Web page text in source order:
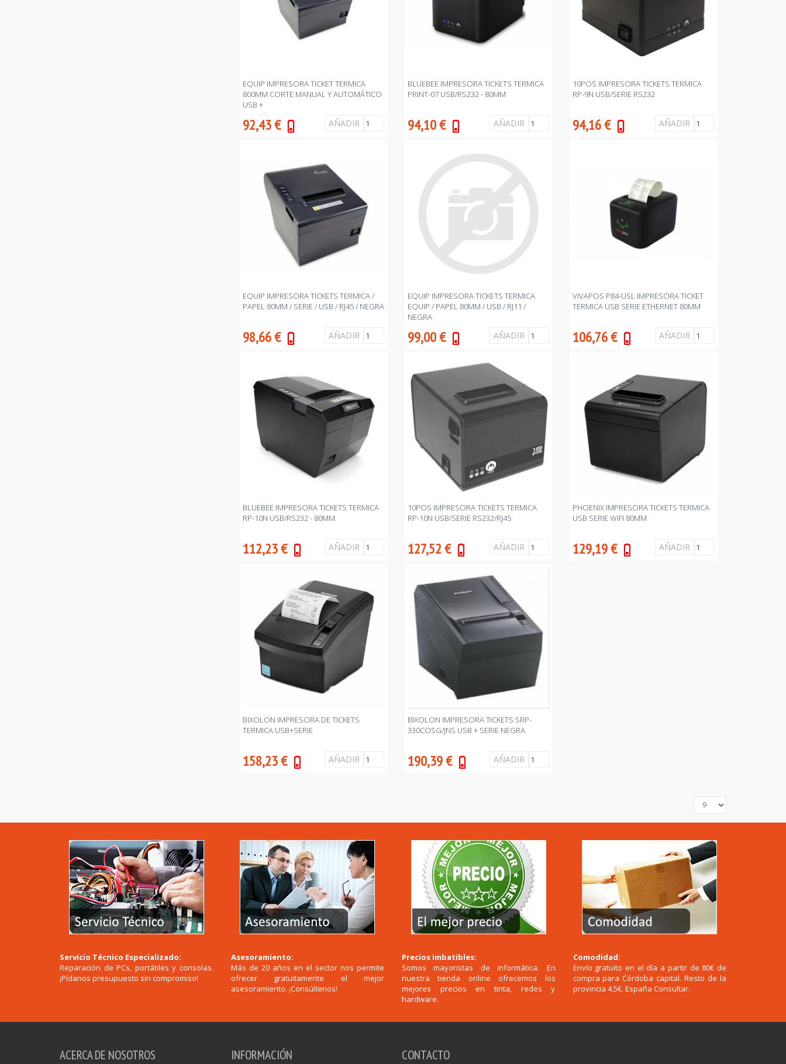
EQUIP IMPRESORA TICKET TERMICA
800MM CORTE MANUAL Y AUTOMÁTICO
USB +
92,43€
BLUEBEE IMPRESORA TICKETS TERMICA
PRINT-07 USB/RS232 - 80MM
94,10€
10POS IMPRESORA TICKETS TERMICA
RP-9N USB/SERIE RS232
94,16€
EQUIP IMPRESORA TICKETS TERMICA /
PAPEL 80MM / SERIE / USB / RJ45 / NEGRA
98,66€
EQUIP IMPRESORA TICKETS TERMICA
EQUIP / PAPEL 80MM / USB / RJ11 /
NEGRA
99,00€
VIVAPOS P84-USL IMPRESORA TICKET
TERMICA USB SERIE ETHERNET 80MM
106,76€
BLUEBEE IMPRESORA TICKETS TERMICA
RP-10N USB/RS232 - 80MM
112,23€
10POS IMPRESORA TICKETS TERMICA
RP-10N USB/SERIE RS232/RJ45
127,52€
PHOENIX IMPRESORA TICKETS TERMICA
USB SERIE WIFI 80MM
129,19€
BIXOLON IMPRESORA DE TICKETS
TERMICA USB+SERIE
158,23€
BIXOLON IMPRESORA TICKETS SRP-
330COSG/JNS USB + SERIE NEGRA
190,39€
Servicio Técnico Especializado:
Reparación de PCs, portátiles y consolas.
¡Pídanos presupuesto sin compromiso!
Asesoramiento:
Más de 20 años en el sector nos permite
ofrecer gratuitamente el mejor
asesoramiento. ¡Consúltenos!
Precios imbatibles:
Somos mayoristas de informática. En
nuestra tienda online ofrecemos los
mejores precios en tinta, redes y
hardware.
Comodidad:
Envío gratuito en el día a partir de 80€ de
compra para Córdoba capital. Resto de la
provincia 4,5€. España Consultar.
ACERCA DE NOSOTROS INFORMACIÓN CONTACTO